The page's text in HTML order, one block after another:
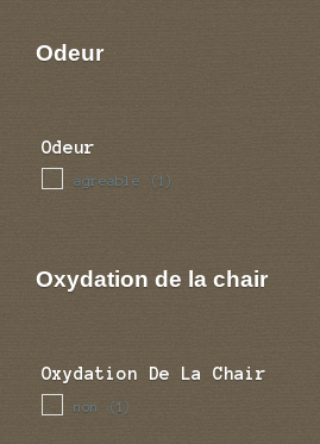
Odeur
Odeur
agreable (1)
Oxydation de la chair
Oxydation De La Chair
non (1)